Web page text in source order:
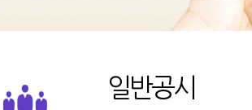
일반공시